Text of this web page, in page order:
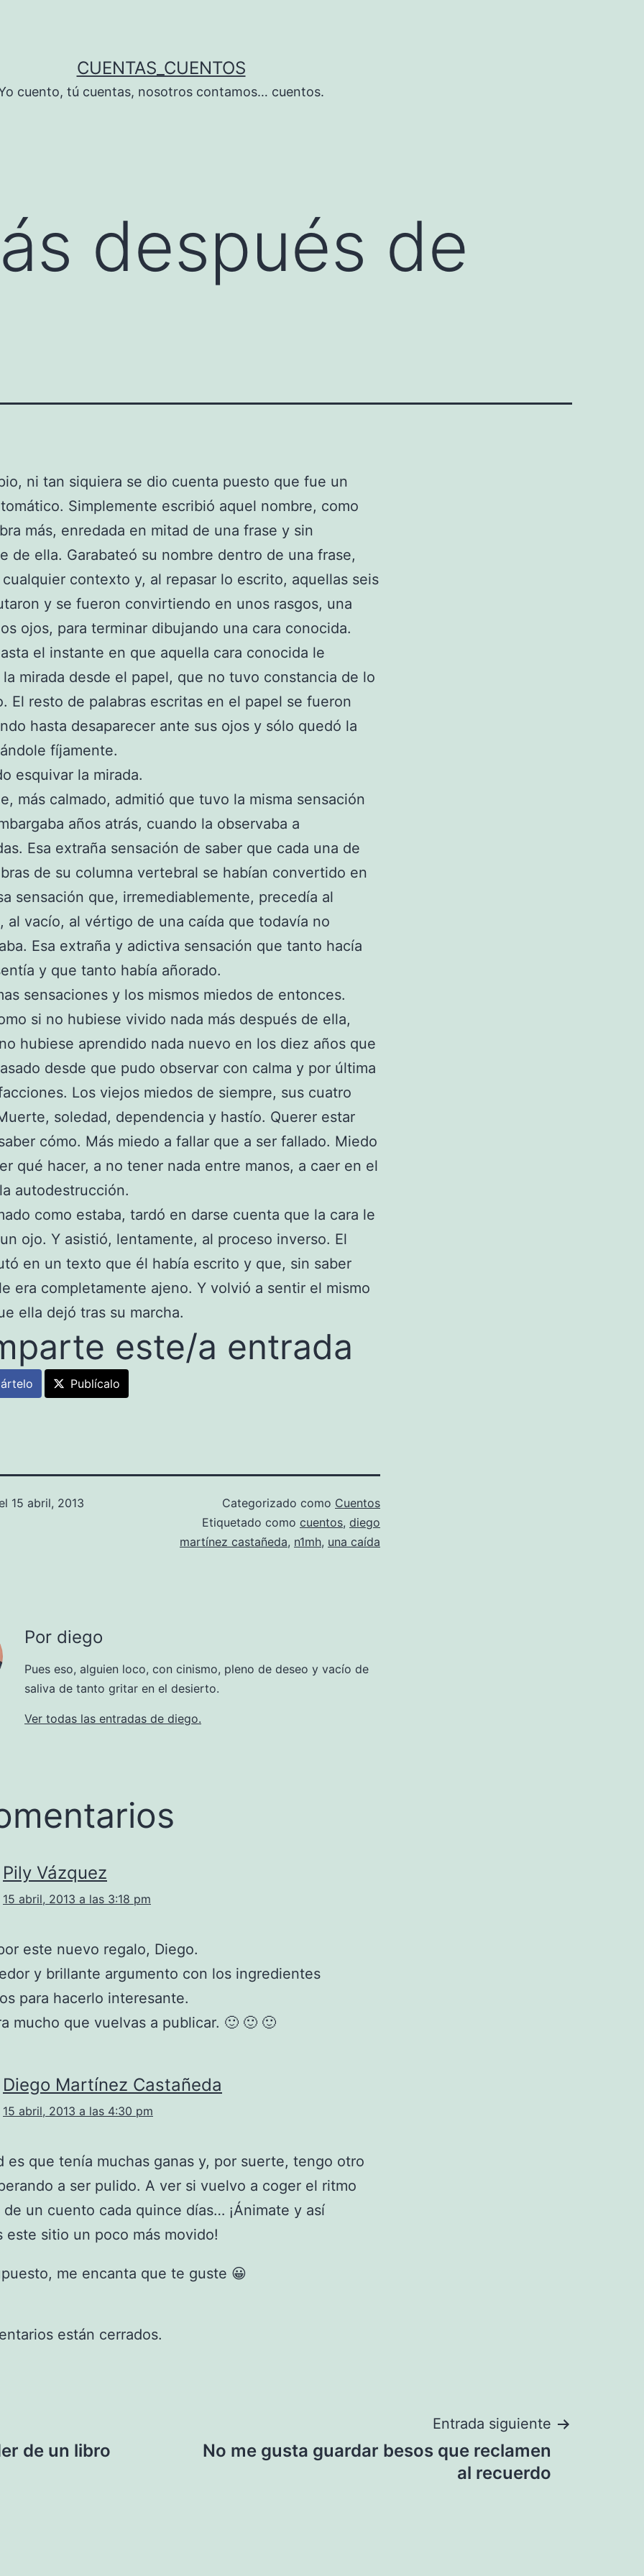
CUENTAS_CUENTOS
cuento, tú cuentas, nosotros contamos… cuentos.
después de
ni tan siquiera se dio cuenta puesto que fue un
Simplemente escribió aquel nombre, como
más, enredada en mitad de una frase y sin
de ella. Garabateó su nombre dentro de una frase,
contexto y, al repasar lo escrito, aquellas seis
y se fueron convirtiendo en unos rasgos, una
ojos, para terminar dibujando una cara conocida.
el instante en que aquella cara conocida le
mirada desde el papel, que no tuvo constancia de lo
El resto de palabras escritas en el papel se fueron
hasta desaparecer ante sus ojos y sólo quedó la
fíjamente.
esquivar la mirada.
más calmado, admitió que tuvo la misma sensación
años atrás, cuando la observaba a
Esa extraña sensación de saber que cada una de
de su columna vertebral se habían convertido en
sensación que, irremediablemente, precedía al
al vacío, al vértigo de una caída que todavía no
Esa extraña y adictiva sensación que tanto hacía
y que tanto había añorado.
sensaciones y los mismos miedos de entonces.
si no hubiese vivido nada más después de ella,
hubiese aprendido nada nuevo en los diez años que
desde que pudo observar con calma y por última
Los viejos miedos de siempre, sus cuatro
soledad, dependencia y hastío. Querer estar
cómo. Más miedo a fallar que a ser fallado. Miedo
qué hacer, a no tener nada entre manos, a caer en el
autodestrucción.
como estaba, tardó en darse cuenta que la cara le
ojo. Y asistió, lentamente, al proceso inverso. El
en un texto que él había escrito y que, sin saber
era completamente ajeno. Y volvió a sentir el mismo
ella dejó tras su marcha.
este/a entrada
Publícalo
15 abril, 2013 Categorizado como Cuentos
Etiquetado como cuentos, diego
martínez castañeda, n1mh, una caída
Por diego
Pues eso, alguien loco, con cinismo, pleno de deseo y vacío de
saliva de tanto gritar en el desierto.
Ver todas las entradas de diego.
Pily Vázquez
15 abril, 2013 a las 3:18 pm
este nuevo regalo, Diego.
y brillante argumento con los ingredientes
para hacerlo interesante.
mucho que vuelvas a publicar. 🙂 🙂 🙂
Diego Martínez Castañeda
15 abril, 2013 a las 4:30 pm
es que tenía muchas ganas y, por suerte, tengo otro
a ser pulido. A ver si vuelvo a coger el ritmo
de un cuento cada quince días… ¡Ánimate y así
este sitio un poco más movido!
me encanta que te guste 😀
están cerrados.
de un libro
Entrada siguiente
No me gusta guardar besos que reclamen
al recuerdo